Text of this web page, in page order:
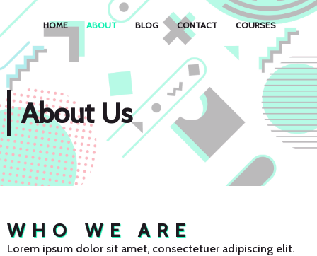
HOME ABOUT BLOG CONTACT COURSES
About Us
WHO WE ARE
Lorem ipsum dolor sit amet, consectetuer adipiscing elit.